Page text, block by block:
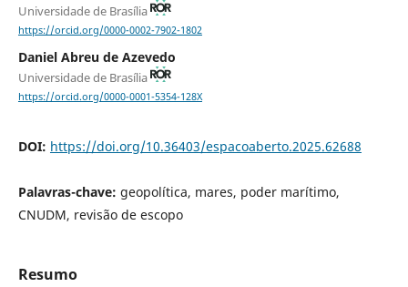
Universidade de Brasília
https://orcid.org/0000-0002-7902-1802
Daniel Abreu de Azevedo
Universidade de Brasília
https://orcid.org/0000-0001-5354-128X
DOI: https://doi.org/10.36403/espacoaberto.2025.62688
Palavras-chave: geopolítica, mares, poder marítimo,
CNUDM, revisão de escopo
Resumo